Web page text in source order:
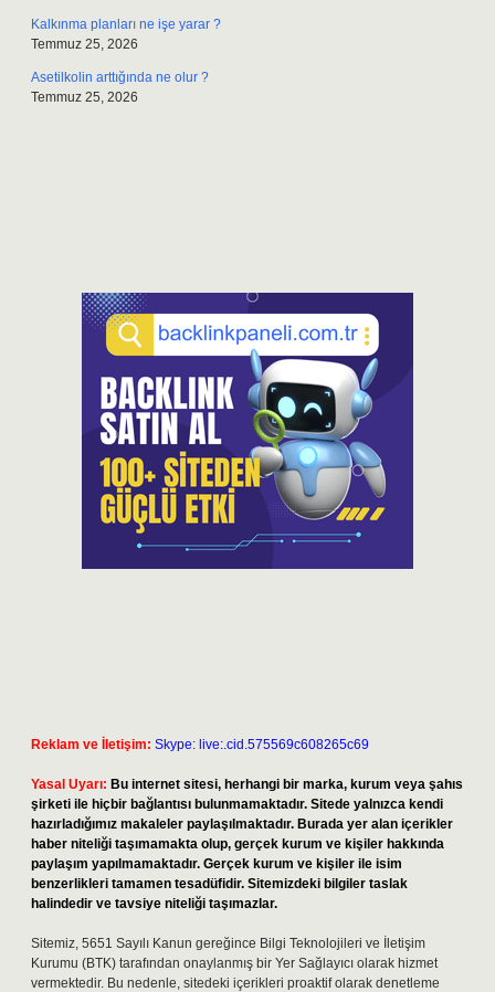
Kalkınma planları ne işe yarar ?
Temmuz 25, 2026
Asetilkolin arttığında ne olur ?
Temmuz 25, 2026
Reklam ve İletişim: Skype: live:.cid.575569c608265c69
Yasal Uyarı: Bu internet sitesi, herhangi bir marka, kurum veya şahıs
şirketi ile hiçbir bağlantısı bulunmamaktadır. Sitede yalnızca kendi
hazırladığımız makaleler paylaşılmaktadır. Burada yer alan içerikler
haber niteliği taşımamakta olup, gerçek kurum ve kişiler hakkında
paylaşım yapılmamaktadır. Gerçek kurum ve kişiler ile isim
benzerlikleri tamamen tesadüfidir. Sitemizdeki bilgiler taslak
halindedir ve tavsiye niteliği taşımazlar.
Sitemiz, 5651 Sayılı Kanun gereğince Bilgi Teknolojileri ve İletişim
Kurumu (BTK) tarafından onaylanmış bir Yer Sağlayıcı olarak hizmet
vermektedir. Bu nedenle, sitedeki içerikleri proaktif olarak denetleme